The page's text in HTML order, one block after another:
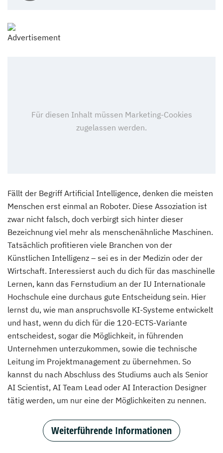
Fällt der Begriff Artificial Intelligence, denken die meisten
Menschen erst einmal an Roboter. Diese Assoziation ist
zwar nicht falsch, doch verbirgt sich hinter dieser
Bezeichnung viel mehr als menschenähnliche Maschinen.
Tatsächlich profitieren viele Branchen von der
Künstlichen Intelligenz – sei es in der Medizin oder der
Wirtschaft. Interessierst auch du dich für das maschinelle
Lernen, kann das Fernstudium an der IU Internationale
Hochschule eine durchaus gute Entscheidung sein. Hier
lernst du, wie man anspruchsvolle KI-Systeme entwickelt
und hast, wenn du dich für die 120-ECTS-Variante
entscheidest, sogar die Möglichkeit, in führenden
Unternehmen unterzukommen, sowie die technische
Leitung im Projektmanagement zu übernehmen. So
kannst du nach Abschluss des Studiums auch als Senior
AI Scientist, AI Team Lead oder AI Interaction Designer
tätig werden, um nur eine der Möglichkeiten zu nennen.
Weiterführende Informationen